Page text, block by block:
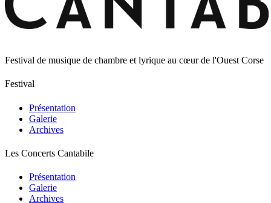
Festival de musique de chambre et lyrique au cœur de l'Ouest Corse
Festival
Présentation
Galerie
Archives
Les Concerts Cantabile
Présentation
Galerie
Archives